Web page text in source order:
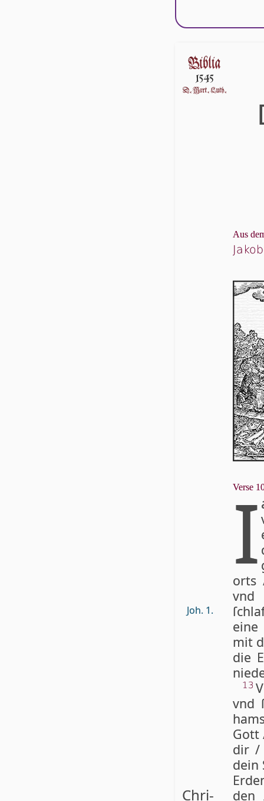
Aus
Verse
Joh. 1.
I
orts
vnd
mit
die
Chri-
13
vnd
Gott
dir /
dein
den